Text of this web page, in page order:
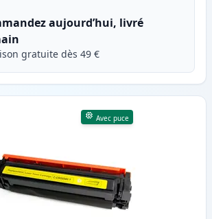
aujourd’hui, livré
gratuite dès 49 €
Avec puce